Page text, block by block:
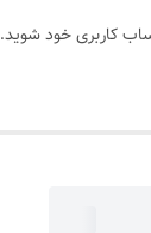
کاربری خود شوید.